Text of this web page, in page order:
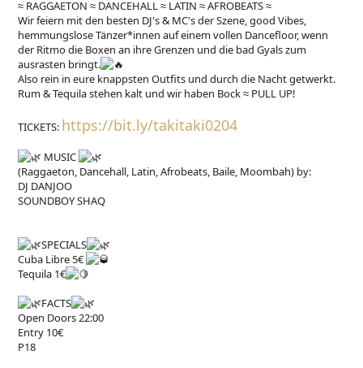
≈ RAGGAETON ≈ DANCEHALL ≈ LATIN ≈ AFROBEATS ≈
Wir feiern mit den besten DJ's & MC's der Szene, good Vibes,
hemmungslose Tänzer*innen auf einem vollen Dancefloor, wenn
der Ritmo die Boxen an ihre Grenzen und die bad Gyals zum
ausrasten bringt.
Also rein in eure knappsten Outfits und durch die Nacht getwerkt.
Rum & Tequila stehen kalt und wir haben Bock ≈ PULL UP!
TICKETS: https://bit.ly/takitaki0204
MUSIC
(Raggaeton, Dancehall, Latin, Afrobeats, Baile, Moombah) by:
DJ DANJOO
SOUNDBOY SHAQ
SPECIALS
Cuba Libre 5€
Tequila 1€
FACTS
Open Doors 22:00
Entry 10€
P18